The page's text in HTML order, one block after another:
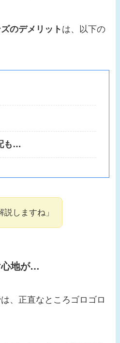
のデメリット は、以下の
も…
説しますね」
地が…
、正直なところゴロゴロ